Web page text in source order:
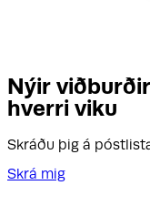
Nýir
hverri viku
Skráðu þig á
Skrá mig